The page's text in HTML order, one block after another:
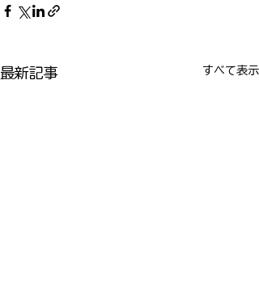
最新記事 すべて表示